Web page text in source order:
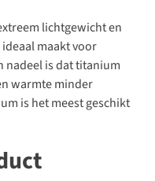
lichtgewicht en
maakt voor
nadeel is dat titanium
warmte minder
is het meest geschikt